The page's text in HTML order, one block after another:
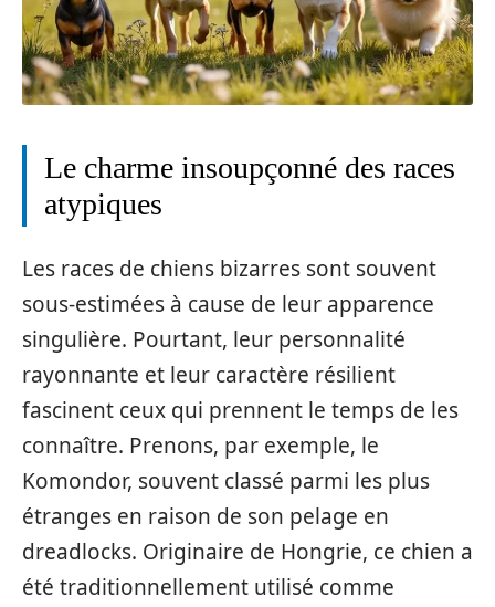
Le charme insoupçonné des races
atypiques
Les races de chiens bizarres sont souvent
sous-estimées à cause de leur apparence
singulière. Pourtant, leur personnalité
rayonnante et leur caractère résilient
fascinent ceux qui prennent le temps de les
connaître. Prenons, par exemple, le
Komondor, souvent classé parmi les plus
étranges en raison de son pelage en
dreadlocks. Originaire de Hongrie, ce chien a
été traditionnellement utilisé comme